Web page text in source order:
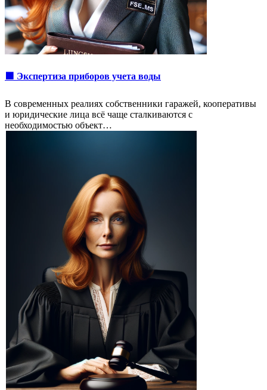
🟩 Экспертиза приборов учета воды
В современных реалиях собственники гаражей, кооперативы
и юридические лица всё чаще сталкиваются с
необходимостью объект…